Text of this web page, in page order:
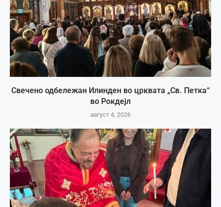
Свечено одбележан Илинден во црквата „Св. Петка“
во Рокдејл
август 4, 2026